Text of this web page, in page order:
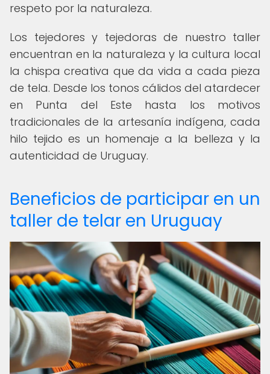
respeto por la naturaleza.
Los tejedores y tejedoras de nuestro taller
encuentran en la naturaleza y la cultura local
la chispa creativa que da vida a cada pieza
de tela. Desde los tonos cálidos del atardecer
en Punta del Este hasta los motivos
tradicionales de la artesanía indígena, cada
hilo tejido es un homenaje a la belleza y la
autenticidad de Uruguay.
Beneficios de participar en un
taller de telar en Uruguay